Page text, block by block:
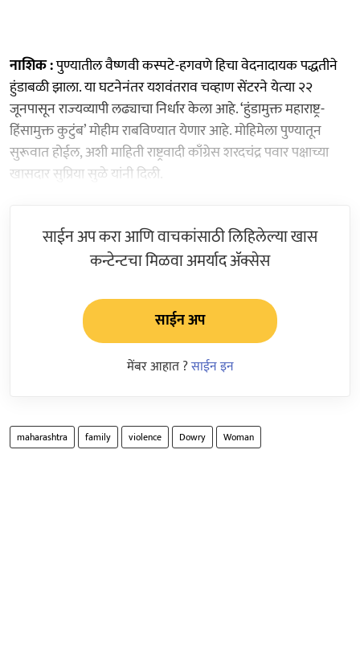
नाशिक :पुण्यातील वैष्णवी कस्पटे-हगवणे हिचा वेदनादायक पद्धतीने
हुंडाबळी झाला. या घटनेनंतर यशवंतराव चव्‍हाण सेंटरने येत्‍या २२
जूनपासून राज्‍यव्‍यापी लढ्याचा निर्धार केला आहे. ‘हुंडामुक्त महाराष्ट्र-
हिंसामुक्त कुटुंब’ मोहीम राबविण्यात येणार आहे. मोहिमेला पुण्यातून
सुरूवात होईल, अशी माहिती राष्ट्रवादी काँग्रेस शरदचंद्र पवार पक्षाच्या
खासदार सुप्रिया सुळे यांनी दिली.
साईन अप करा आणि वाचकांसाठी लिहिलेल्या खास
कन्टेन्टचा मिळवा अमर्याद ॲक्सेस
साईन अप
मेंबर आहात ?साईन इन
maharashtra family violence Dowry Woman